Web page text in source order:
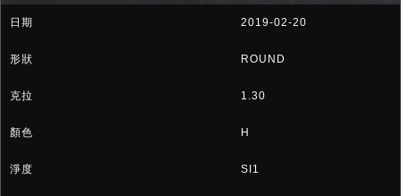
2019-02-20
ROUND
1.30
H
SI1